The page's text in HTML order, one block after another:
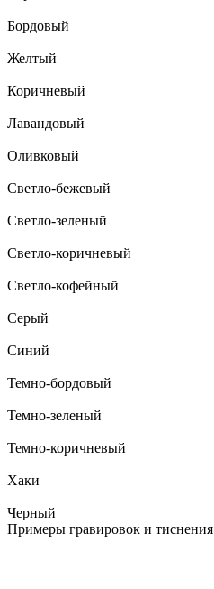
Бордовый
Желтый
Коричневый
Лавандовый
Оливковый
Светло-бежевый
Светло-зеленый
Светло-коричневый
Светло-кофейный
Серый
Синий
Темно-бордовый
Темно-зеленый
Темно-коричневый
Хаки
Черный
Примеры гравировок и тиснения